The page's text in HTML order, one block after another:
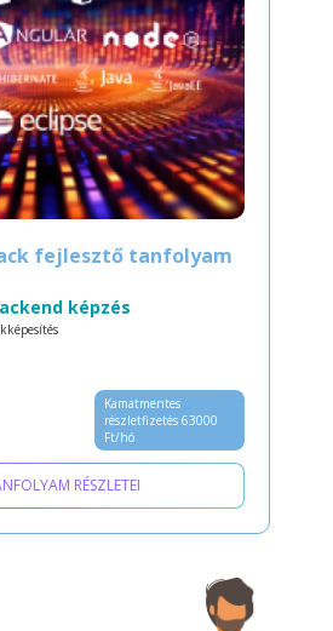
fejlesztő tanfolyam
képzés
Kamatmentes
részletfizetés 63000
Ft/hó
RÉSZLETEI